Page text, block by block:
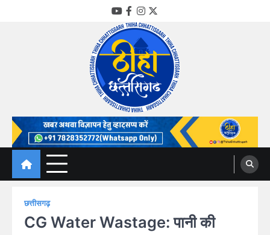
YouTube
Facebook
Instagram
Twitter
Thiha Chhattisgarh
गोठ जन-जन के
छत्तीसगढ़
CG Water Wastage: पानी की